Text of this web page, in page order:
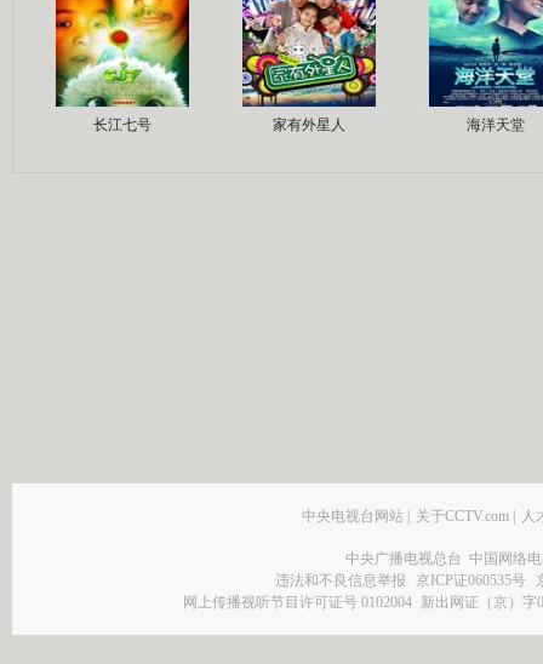
长江七号 家有外星人 海洋天堂
中央电视台网站 | 关于CCTV.com | 人
中央广播电视总台 中国网络
违法和不良信息举报
京ICP证060535号
网上传播视听节目许可证号 0102004 新出网证（京）